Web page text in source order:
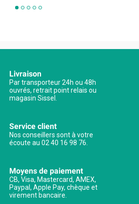
Livraison
Par transporteur 24h ou 48h
ouvrés, retrait point relais ou
magasin Sissel.
Service client
Nos conseillers sont à votre
écoute au 02 40 16 98 76.
Moyens de paiement
CB, Visa, Mastercard, AMEX,
Paypal, Apple Pay, chèque et
virement bancaire.